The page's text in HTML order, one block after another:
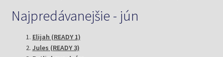
Najpredávanejšie - jún
Elijah (READY 1)
Jules (READY 3)